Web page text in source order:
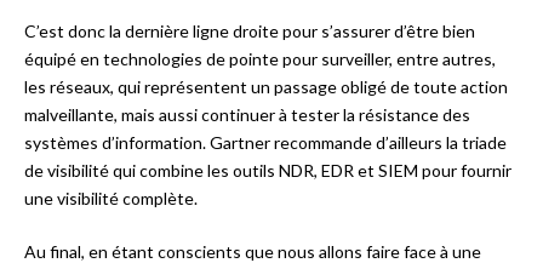
C’est donc la dernière ligne droite pour s’assurer d’être bien
équipé en technologies de pointe pour surveiller, entre autres,
les réseaux, qui représentent un passage obligé de toute action
malveillante, mais aussi continuer à tester la résistance des
systèmes d’information. Gartner recommande d’ailleurs la triade
de visibilité qui combine les outils NDR, EDR et SIEM pour fournir
une visibilité complète.
Au final, en étant conscients que nous allons faire face à une